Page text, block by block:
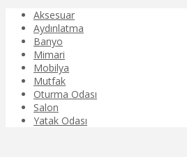
Aksesuar
Aydınlatma
Banyo
Mimari
Mobilya
Mutfak
Oturma Odası
Salon
Yatak Odası